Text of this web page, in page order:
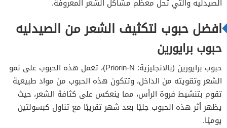
حبوب فيتامين بانتوجار
حبوب فاست جرو
حبوب هيلث فيفا هير بالبيوتين
حبوب هاي بوتنسي
الصيدليه والتي تحل معظم مشاكل الشعر المعروفة.
افضل حبوب لتكثيف الشعر من الصيدليه
حبوب برايورين
حبوب برايورين (بالانجليزية: Priorin-N)، تعمل هذه الحبوب على نمو
الشعر وتقويته من الداخل، وتتكون هذه الحبوب من مواد طبيعية
تقوم بتنشيط فروة الرأس، مما ينعكس على كثافة الشعر، حيث
يظهر أثر هذه الحبوب جليًا بعد شهر تقريبًا مع تناول كبسولتين
يوميًا.